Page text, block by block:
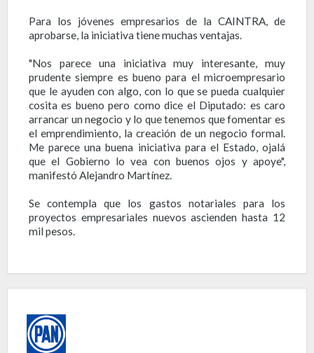
Para los jóvenes empresarios de la CAINTRA, de
aprobarse, la iniciativa tiene muchas ventajas.
"Nos parece una iniciativa muy interesante, muy
prudente siempre es bueno para el microempresario
que le ayuden con algo, con lo que se pueda cualquier
cosita es bueno pero como dice el Diputado: es caro
arrancar un negocio y lo que tenemos que fomentar es
el emprendimiento, la creación de un negocio formal.
Me parece una buena iniciativa para el Estado, ojalá
que el Gobierno lo vea con buenos ojos y apoye",
manifestó Alejandro Martínez.
Se contempla que los gastos notariales para los
proyectos empresariales nuevos ascienden hasta 12
mil pesos.